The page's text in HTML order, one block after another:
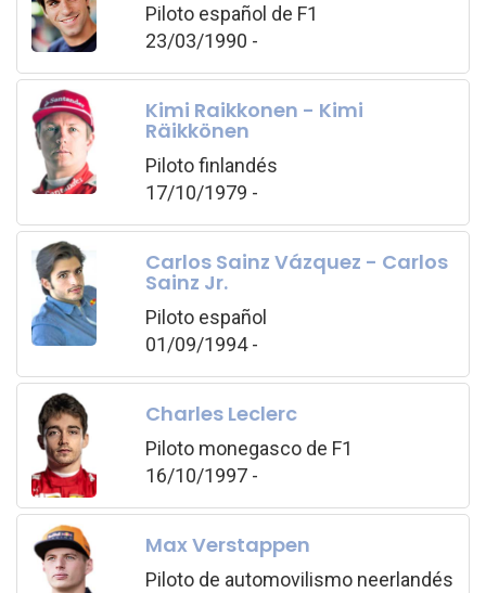
Piloto español de F1
23/03/1990 -
Kimi Raikkonen - Kimi
Räikkönen
Piloto finlandés
17/10/1979 -
Carlos Sainz Vázquez - Carlos
Sainz Jr.
Piloto español
01/09/1994 -
Charles Leclerc
Piloto monegasco de F1
16/10/1997 -
Max Verstappen
Piloto de automovilismo neerlandés